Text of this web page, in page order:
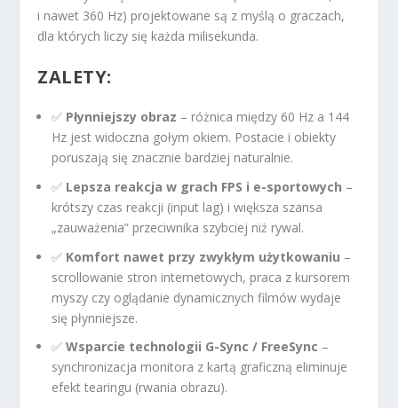
i nawet 360 Hz) projektowane są z myślą o graczach,
dla których liczy się każda milisekunda.
ZALETY:
✅ Płynniejszy obraz – różnica między 60 Hz a 144
Hz jest widoczna gołym okiem. Postacie i obiekty
poruszają się znacznie bardziej naturalnie.
✅ Lepsza reakcja w grach FPS i e-sportowych –
krótszy czas reakcji (input lag) i większa szansa
„zauważenia” przeciwnika szybciej niż rywal.
✅ Komfort nawet przy zwykłym użytkowaniu –
scrollowanie stron internetowych, praca z kursorem
myszy czy oglądanie dynamicznych filmów wydaje
się płynniejsze.
✅Wsparcie technologii G-Sync / FreeSync –
synchronizacja monitora z kartą graficzną eliminuje
efekt tearingu (rwania obrazu).